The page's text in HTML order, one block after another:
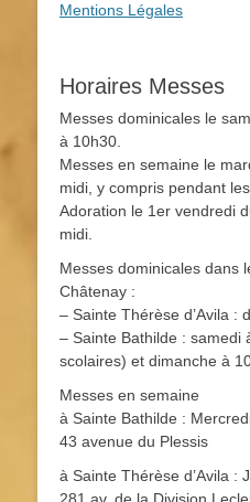
Mentions Légales
Horaires Messes
Messes dominicales le
à 10h30.
Messes en semaine le
midi, y compris pendant
Adoration le 1er vendredi
midi.
Messes dominicales dans
Châtenay :
– Sainte Thérèse d’Avila :
– Sainte Bathilde : samedi
scolaires) et dimanche à
Messes en semaine
à Sainte Bathilde :
43 avenue du Plessis
à Sainte Thérèse d’Avila :